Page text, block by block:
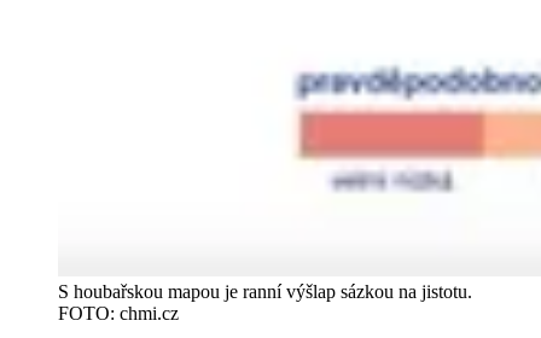
S houbařskou mapou je ranní výšlap sázkou na jistotu.
FOTO: chmi.cz